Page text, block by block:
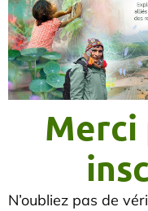
N’oubliez pas de